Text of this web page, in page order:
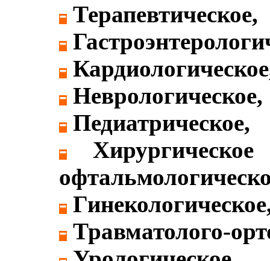
- Терапевтическое,
-
-
- Неврологическое,
- Педиатрическое,
-
-
- Травматолого-